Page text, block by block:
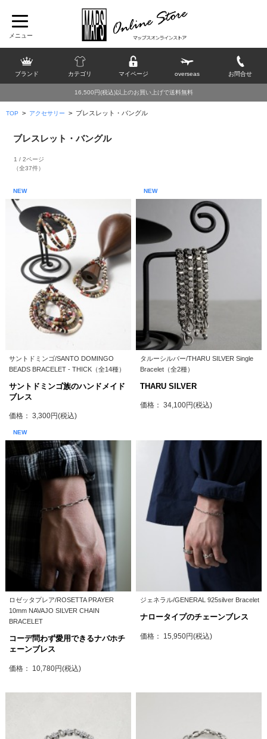
ブランド カテゴリ マイページ overseas お問合せ
16,500円(税込)以上のお買い上げで送料無料
TOP > アクセサリー > ブレスレット・バングル
ブレスレット・バングル
1 / 2ページ
（全37件）
NEW
サントドミンゴ/SANTO DOMINGO
BEADS BRACELET - THICK（全14種）
サントドミンゴ族のハンドメイド
ブレス
価格： 3,300円(税込)
NEW
タルーシルバー/THARU SILVER Single
Bracelet（全2種）
THARU SILVER
価格： 34,100円(税込)
NEW
ロゼッタプレア/ROSETTA PRAYER
10mm NAVAJO SILVER CHAIN
BRACELET
コーデ問わず愛用できるナバホチ
ェーンブレス
価格： 10,780円(税込)
ジェネラル/GENERAL 925silver Bracelet
ナロータイプのチェーンブレス
価格： 15,950円(税込)